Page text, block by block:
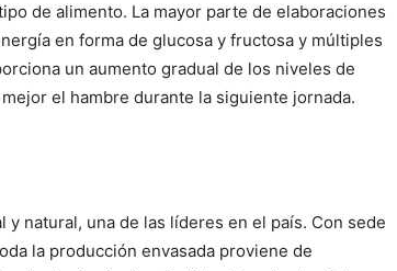
de alimento. La mayor parte de elaboraciones
en forma de glucosa y fructosa y múltiples
un aumento gradual de los niveles de
el hambre durante la siguiente jornada.
natural, una de las líderes en el país. Con sede
la producción envasada proviene de